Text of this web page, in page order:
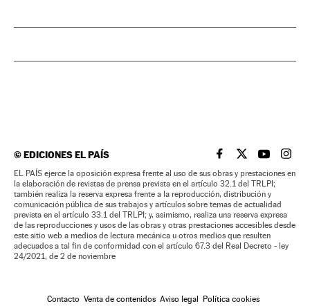
©EDICIONES EL PAÍS EL PAÍS BRASIL EN
EL PAÍSEL PAÍS
EL
EL PAÍS ejerce la oposición expresa frente al uso de sus obras y prestaciones en
la elaboración de revistas de prensa prevista en el artículo 32.1 del TRLPI;
también realiza la reserva expresa frente a la reproducción, distribución y
comunicación pública de sus trabajos y artículos sobre temas de actualidad
prevista en el artículo 33.1 del TRLPI; y, asimismo, realiza una reserva expresa
de las reproducciones y usos de las obras y otras prestaciones accesibles desde
este sitio web a medios de lectura mecánica u otros medios que resulten
adecuados a tal fin de conformidad con el artículo 67.3 del Real Decreto - ley
24/2021, de 2 de noviembre
Contacto Venta de contenidos Aviso legal Política cookies